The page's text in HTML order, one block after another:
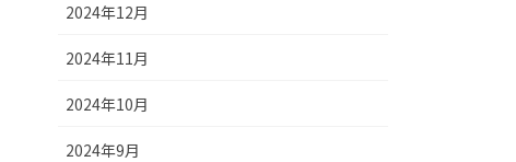
2024年12月
2024年11月
2024年10月
2024年9月